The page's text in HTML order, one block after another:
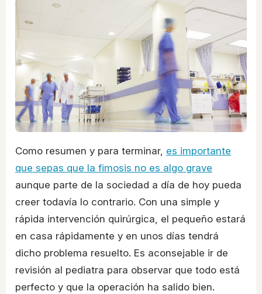
Como resumen y para terminar, es importante
que sepas que la fimosis no es algo grave
aunque parte de la sociedad a día de hoy pueda
creer todavía lo contrario. Con una simple y
rápida intervención quirúrgica, el pequeño estará
en casa rápidamente y en unos días tendrá
dicho problema resuelto. Es aconsejable ir de
revisión al pediatra para observar que todo está
perfecto y que la operación ha salido bien.